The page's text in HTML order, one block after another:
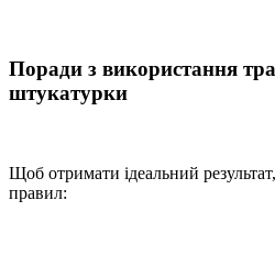
Поради з використання
штукатурки
Щоб отримати ідеальний
правил: